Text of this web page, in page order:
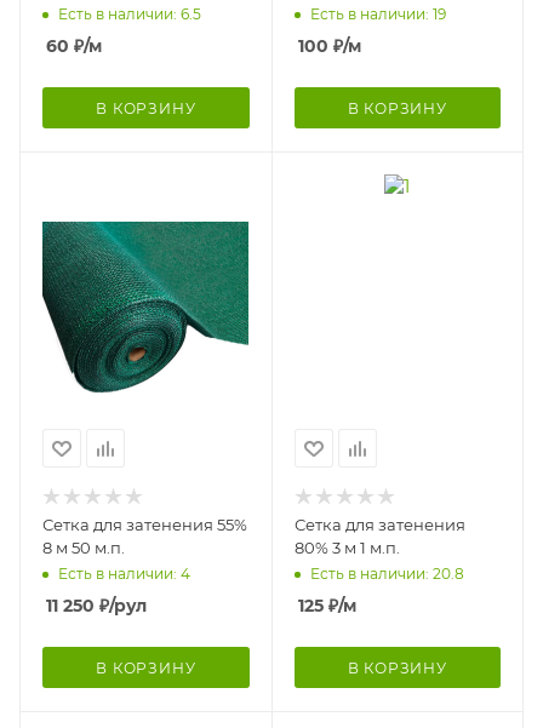
Есть в наличии: 6.5
60 ₽/м
В КОРЗИНУ
Есть в наличии: 19
100 ₽/м
В КОРЗИНУ
Сетка для затенения 55%
8 м 50 м.п.
Есть в наличии: 4
11 250 ₽/рул
В КОРЗИНУ
Сетка для затенения
80% 3 м 1 м.п.
Есть в наличии: 20.8
125₽/м
В КОРЗИНУ